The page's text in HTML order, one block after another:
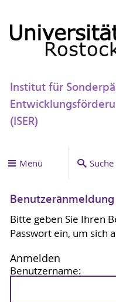
Institut für
(ISER)
Menü Suche
Benutzeranmeldung
Bitte geben Sie Ihren
Passwort ein, um sich
Anmelden
Benutzername: